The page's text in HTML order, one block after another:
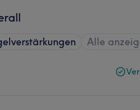
Alle